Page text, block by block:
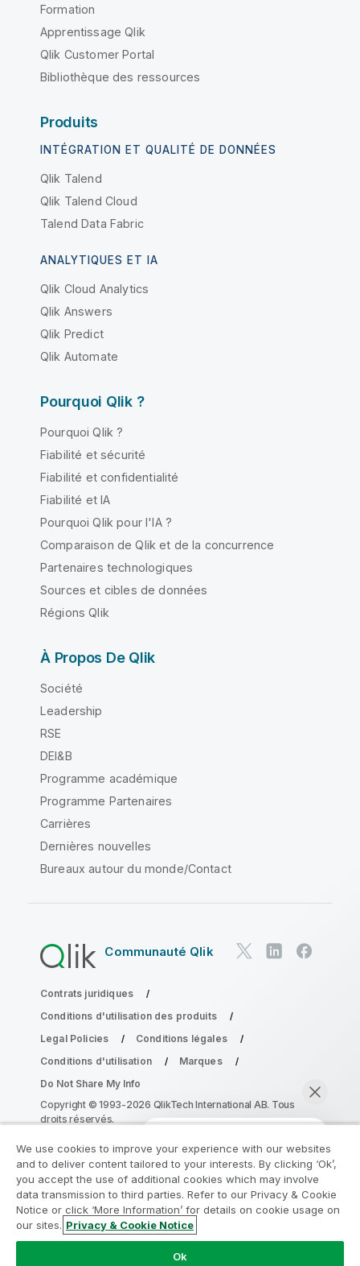
Discuter maintenant
Formation
Apprentissage Qlik
Qlik Customer Portal
Bibliothèque des ressources
Produits
INTÉGRATION ET QUALITÉ DE DONNÉES
Qlik Talend
Qlik Talend Cloud
Talend Data Fabric
ANALYTIQUES ET IA
Qlik Cloud Analytics
Qlik Answers
Qlik Predict
Qlik Automate
Pourquoi Qlik ?
Pourquoi Qlik ?
Fiabilité et sécurité
Fiabilité et confidentialité
Fiabilité et IA
Pourquoi Qlik pour l'IA ?
Comparaison de Qlik et de la concurrence
Partenaires technologiques
Sources et cibles de données
Régions Qlik
À Propos De Qlik
Société
Leadership
RSE
DEI&B
Programme académique
Programme Partenaires
Carrières
Dernières nouvelles
Bureaux autour du monde/Contact
Communauté Qlik
Contrats juridiques
Conditions d'utilisation des produits
Legal Policies
Conditions légales
Conditions d'utilisation
Marques
Do Not Share My Info
Copyright © 1993-2026 QlikTech International AB. Tous
droits réservés.
Rejoignez le Programme de
modernisation analytique
Modernisez votre système sans compromettre vos
précieuses applications QlikView grâce au Programme
We use cookies to improve your experience with our websites
and to deliver content tailored to your interests. By clicking ‘Ok’,
you accept the use of additional cookies which may involve
data transmission to third parties. Refer to our Privacy & Cookie
Notice or click ‘More Information’ for details on cookie usage on
our sites. Privacy & Cookie Notice
Ok